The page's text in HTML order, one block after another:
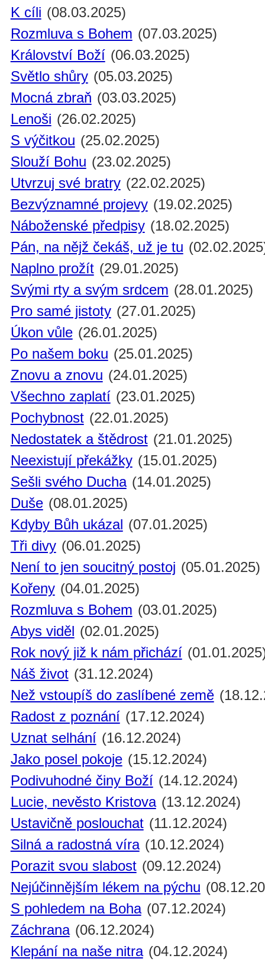
K cíli (08.03.2025)
Rozmluva s Bohem (07.03.2025)
Království Boží (06.03.2025)
Světlo shůry (05.03.2025)
Mocná zbraň (03.03.2025)
Lenoši (26.02.2025)
S výčitkou (25.02.2025)
Slouží Bohu (23.02.2025)
Utvrzuj své bratry (22.02.2025)
Bezvýznamné projevy (19.02.2025)
Náboženské předpisy (18.02.2025)
Pán, na nějž čekáš, už je tu
Naplno prožít (29.01.2025)
Svými rty a svým srdcem (28.01.2025)
Pro samé jistoty (27.01.2025)
Úkon vůle (26.01.2025)
Po našem boku (25.01.2025)
Znovu a znovu (24.01.2025)
Všechno zaplatí (23.01.2025)
Pochybnost (22.01.2025)
Nedostatek a štědrost (21.01.2025)
Neexistují překážky (15.01.2025)
Sešli svého Ducha (14.01.2025)
Duše (08.01.2025)
Kdyby Bůh ukázal (07.01.2025)
Tři divy (06.01.2025)
Není to jen soucitný postoj (05.01.2025)
Kořeny (04.01.2025)
Rozmluva s Bohem (03.01.2025)
Abys viděl (02.01.2025)
Rok nový již k nám přichází
Náš život (31.12.2024)
Než vstoupíš do zaslíbené země
Radost z poznání (17.12.2024)
Uznat selhání (16.12.2024)
Jako posel pokoje (15.12.2024)
Podivuhodné činy Boží (14.12.2024)
Lucie, nevěsto Kristova (13.12.2024)
Ustavičně poslouchat (11.12.2024)
Silná a radostná víra (10.12.2024)
Porazit svou slabost (09.12.2024)
Nejúčinnějším lékem na pýchu
S pohledem na Boha (07.12.2024)
Záchrana (06.12.2024)
Klepání na naše nitra (04.12.2024)